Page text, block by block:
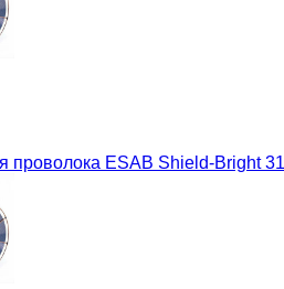
проволока ESAB Shield-Bright